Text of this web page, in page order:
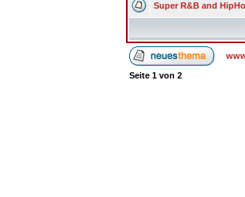
Super R&B and
Seite 1 von 2